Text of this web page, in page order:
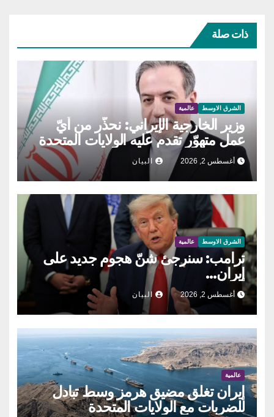
ذات صلة
الشرق الاوسط عالمية
وزير الخارجية الإيراني: نحذّر من أيّ
عمل متهوّر تقدم عليه الولايات المتحدة
أغسطس 2, 2026 البيان
الشرق الاوسط عالمية
ترامب: سنرجئ شنّ هجوم جديد على
إيران…
أغسطس 2, 2026 البيان
عالمية
إيران تغلق مضيق هرمز وسط تبادل
للضربات مع الولايات المتحدة